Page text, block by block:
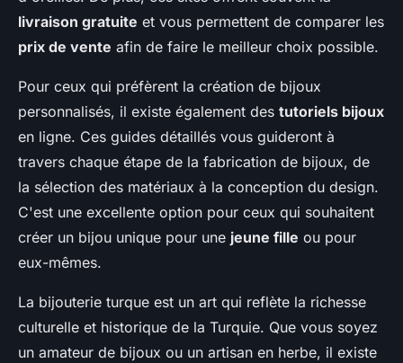
livraison gratuite et vous permettent de comparer les
prix de vente afin de faire le meilleur choix possible.
Pour ceux qui préfèrent la création de bijoux
personnalisés, il existe également des tutoriels bijoux
en ligne. Ces guides détaillés vous guideront à
travers chaque étape de la fabrication de bijoux, de
la sélection des matériaux à la conception du design.
C'est une excellente option pour ceux qui souhaitent
créer un bijou unique pour une jeune fille ou pour
eux-mêmes.
La bijouterie turque est un art qui reflète la richesse
culturelle et historique de la Turquie. Que vous soyez
un amateur de bijoux ou un artisan en herbe, il existe